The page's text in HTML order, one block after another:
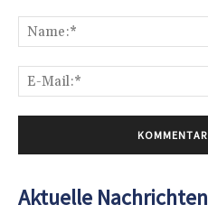
Aktuelle Nachrichten